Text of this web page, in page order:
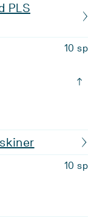
PLS
10 sp
10 sp